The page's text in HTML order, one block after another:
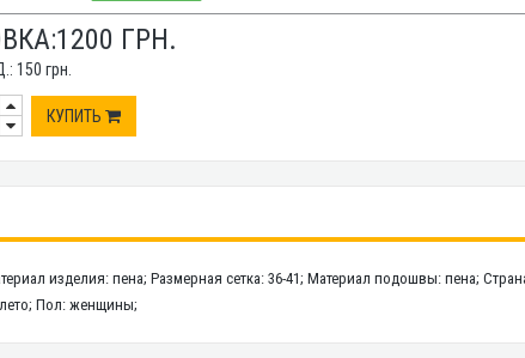
1200 ГРН.
150 грн.
КУПИТЬ
изделия: пена; Размерная сетка: 36-41; Материал подошвы: пена;
Пол: женщины;